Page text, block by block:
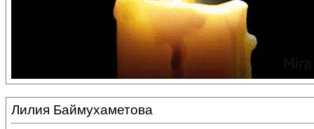
Лилия Баймухаметова